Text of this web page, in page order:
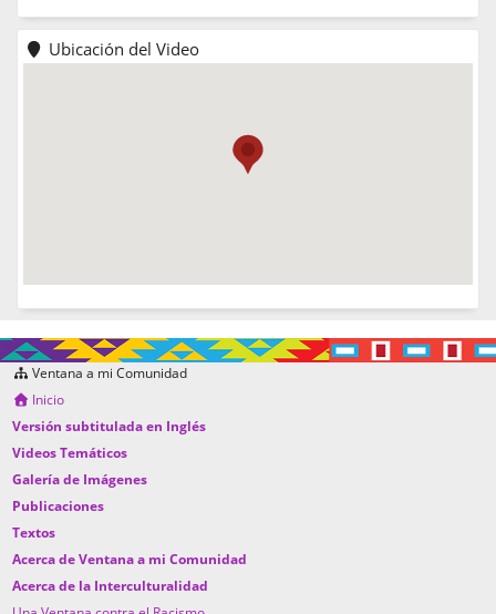
Ubicación del Video
Ventana a mi Comunidad
Inicio
Versión subtitulada en Inglés
Videos Temáticos
Galería de Imágenes
Publicaciones
Textos
Acerca de Ventana a mi Comunidad
Acerca de la Interculturalidad